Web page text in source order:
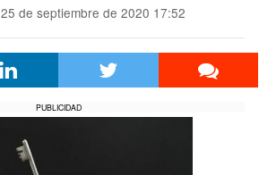
25 de septiembre de 2020 17:52
PUBLICIDAD